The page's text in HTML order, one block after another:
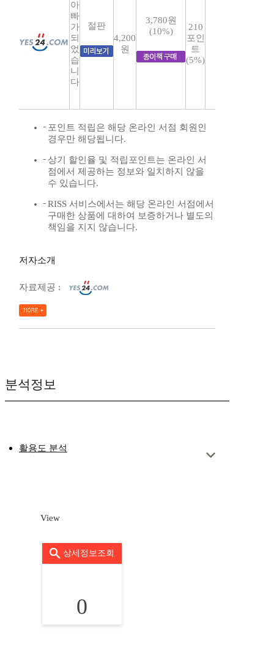
아
빠
가
되
었
습
니
다
절판
4,200
원
3,780원
(10%)
210
포인
트
(5%)
포인트 적립은 해당 온라인 서점 회원인
경우만 해당됩니다.
상기 할인율 및 적립포인트는 온라인 서
점에서 제공하는 정보와 일치하지 않을
수 있습니다.
RISS 서비스에서는 해당 온라인 서점에서
구매한 상품에 대하여 보증하거나 별도의
책임을 지지 않습니다.
저자소개
자료제공 :
분석정보
활용도 분석
View
상세정보조회
0